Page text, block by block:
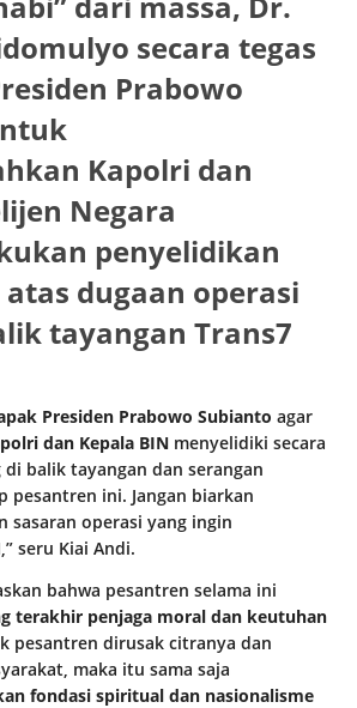
secara tegas
Prabowo
Kapolri dan
Negara
penyelidikan
dugaan operasi
tayangan Trans7
Presiden Prabowo Subianto agar
dan Kepala BIN menyelidiki secara
balik tayangan dan serangan
pesantren ini. Jangan biarkan
sasaran operasi yang ingin
seru Kiai Andi.
bahwa pesantren selama ini
terakhir penjaga moral dan keutuhan
pesantren dirusak citranya dan
maka itu sama saja
fondasi spiritual dan nasionalisme